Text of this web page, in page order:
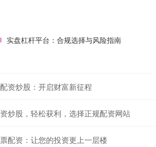
实盘杠杆平台：合规选择与风险指南
资炒股：开启财富新征程
炒股，轻松获利，选择正规配资网站
配资：让您的投资更上一层楼